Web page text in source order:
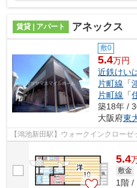
賃貸 | アパート アネックス
敷0
5.4万円
近鉄けい
片町線 「
片町線 「
築18年 /
大阪府東
【鴻池新田駅】ウォークインクロー
5.4
敷金
1階 /